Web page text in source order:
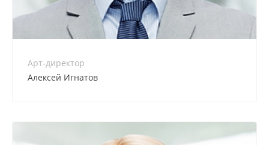
Арт-директор
Алексей Игнатов
+7 800 900-80-90
no-reply@intecweb.ru